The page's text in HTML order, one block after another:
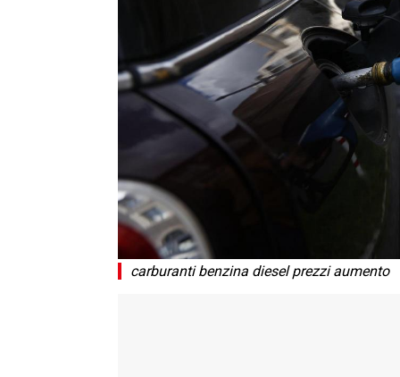
carburanti benzina diesel prezzi aumento